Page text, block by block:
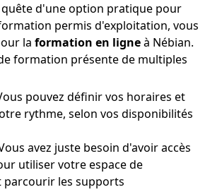
quête d'une option pratique pour
permis d'exploitation, vous
la formation en ligneà Nébian.
formation présente de multiples
pouvez définir vos horaires et
rythme, selon vos disponibilités
avez juste besoin d'avoir accès
utiliser votre espace de
les supports